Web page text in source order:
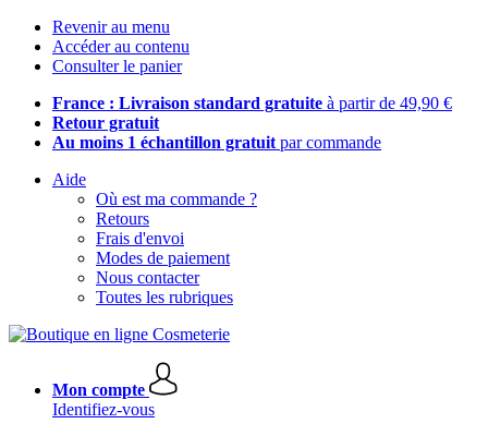
Revenir au menu
Accéder au contenu
Consulter le panier
France : Livraison standard gratuite à partir de 49,90 €
Retour gratuit
Au moins 1 échantillon gratuit par commande
Aide
Où est ma commande ?
Retours
Frais d'envoi
Modes de paiement
Nous contacter
Toutes les rubriques
Mon compte
Identifiez-vous